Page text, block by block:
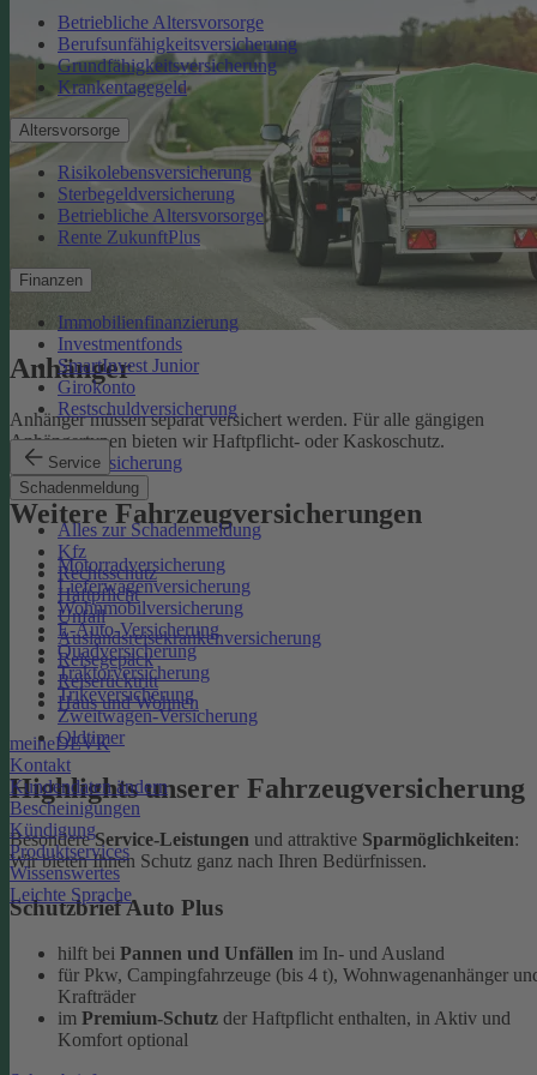
Betriebliche Altersvorsorge
Berufsunfähigkeitsversicherung
Grundfähigkeitsversicherung
Krankentagegeld
Altersvorsorge
Risikolebensversicherung
Sterbegeldversicherung
Betriebliche Altersvorsorge
Rente ZukunftPlus
Finanzen
Immobilienfinanzierung
Investmentfonds
SmartInvest Junior
Girokonto
Restschuldversicherung
Service
Schadenmeldung
Alles zur Schadenmeldung
Kfz
Rechtsschutz
Haftpflicht
Unfall
Auslandsreisekrankenversicherung
Reisegepäck
Reiserücktritt
Haus und Wohnen
meineDEVK
Kontakt
Kundendaten ändern
Bescheinigungen
Kündigung
Produktservices
Wissenswertes
Leichte Sprache
Anhänger
Anhänger müssen separat versichert werden. Für alle gängigen
Anhängertypen bieten wir Haftpflicht- oder Kaskoschutz.
Anhängerversicherung
Weitere Fahrzeugversicherungen
Motorradversicherung
Lieferwagenversicherung
Wohnmobilversicherung
E-Auto-Versicherung
Quadversicherung
Traktorversicherung
Trikeversicherung
Zweitwagen-Versicherung
Oldtimer
Highlights unserer Fahrzeugversicherung
BesondereService-Leistungen und attraktive Sparmöglichkeiten:
Wir bieten Ihnen Schutz ganz nach Ihren Bedürfnissen.
Schutzbrief Auto Plus
hilft bei Pannen und Unfällen im In- und Ausland
für Pkw, Campingfahrzeuge (bis 4 t), Wohnwagenanhänger
Krafträder
im Premium-Schutz der Haftpflicht enthalten, in Aktiv und
Komfort optional